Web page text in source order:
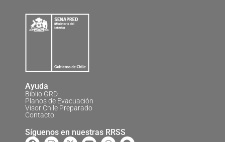
Ayuda
Biblio GRD
Planos de Evacuación
Visor Chile Preparado
Contacto
Síguenos en nuestras RRSS